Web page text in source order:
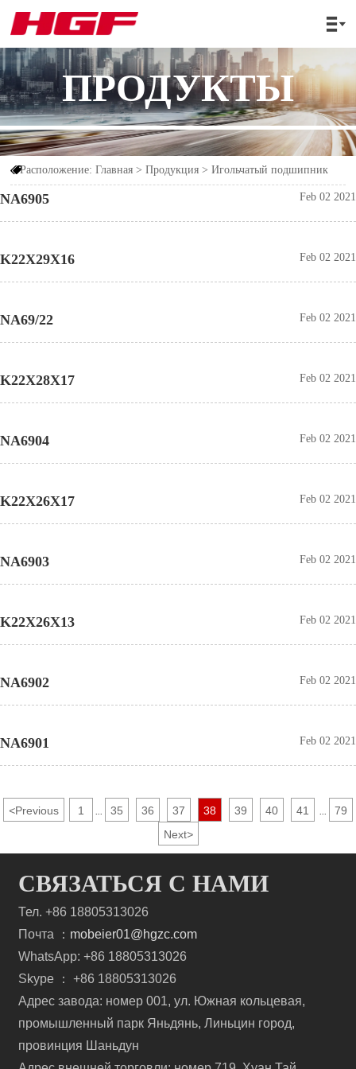

ПРОДУКТЫ
Расположение:Главная >Продукция >Игольчатый подшипник
NA6905 Feb 02 2021
K22X29X16 Feb 02 2021
NA69/22 Feb 02 2021
K22X28X17 Feb 02 2021
NA6904 Feb 02 2021
K22X26X17 Feb 02 2021
NA6903 Feb 02 2021
K22X26X13 Feb 02 2021
NA6902 Feb 02 2021
NA6901 Feb 02 2021
<Previous 1 35 36 37 38 39 40 41
79
Next>
СВЯЗАТЬСЯ С НАМИ
Тел. +86 18805313026
Почта ： mobeier01@hgzc.com
WhatsApp: +86 18805313026
Skype ： +86 18805313026
Адрес завода: номер 001, ул. Южная кольцевая,
промышленный парк Яньдянь, Линьцин город,
провинция Шаньдун